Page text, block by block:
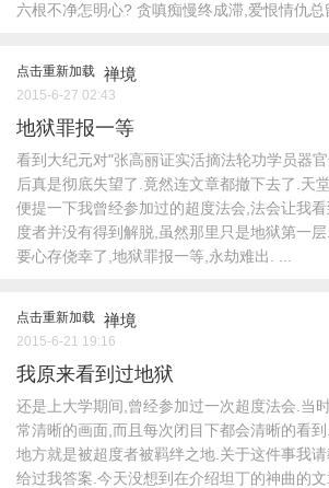
六根不净怎明心? 贪嗔痴慢终成滞,爱恨情仇总
点击重新加载 禅境
2015-6-27 02:43
地狱罪报一等
看到大纪元对"张高丽证实活摘法轮功学员器
后真是彻底失望了.竟然连文章都撤下去了.天
便提一下我曾经参加过的超度法会,法会让我
度者并没有得到解脱,虽然那里只是地狱第一
要心存侥幸了,地狱罪报一等,永劫难出. ...
点击重新加载 禅境
2015-6-21 19:16
我原来看到过地狱
还是上大学期间,曾经参加过一次超度法会.当
常清晰的画面,而且每次闭目下都会清晰的看
地方就是被超度者被羁绊之地.关于这件事我
给过我答案.今天没想到在介绍坦丁的神曲的